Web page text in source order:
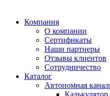
Компания
О компании
Сертификаты
Наши партнеры
Отзывы клиентов
Сотрудничество
Каталог
Автономная